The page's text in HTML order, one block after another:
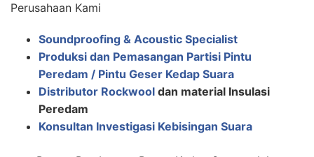
Perusahaan Kami
Soundproofing & Acoustic Specialist
Produksi dan Pemasangan Partisi Pintu
Peredam / Pintu Geser Kedap Suara
Distributor Rockwool dan material Insulasi
Peredam
Konsultan Investigasi Kebisingan Suara